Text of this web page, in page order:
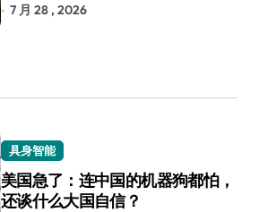
7 月 28 , 2026
具身智能
美国急了：连中国的机器狗都怕，
还谈什么大国自信？